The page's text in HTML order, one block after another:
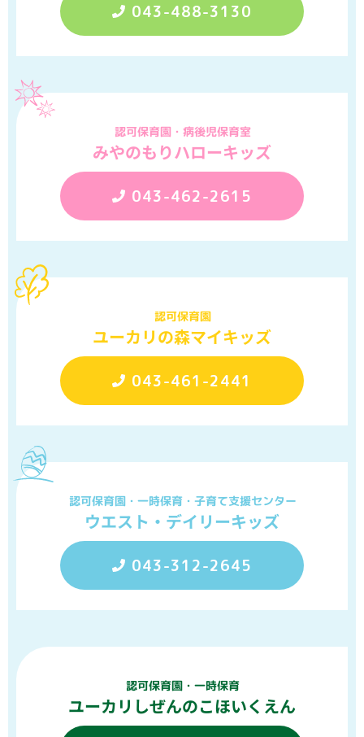
043-488-3130
認可保育園・病後児保育室
みやのもりハローキッズ
043-462-2615
認可保育園
ユーカリの森マイキッズ
043-461-2441
認可保育園・一時保育・子育て支援センター
ウエスト・デイリーキッズ
043-312-2645
認可保育園・一時保育
ユーカリしぜんのこほいくえん